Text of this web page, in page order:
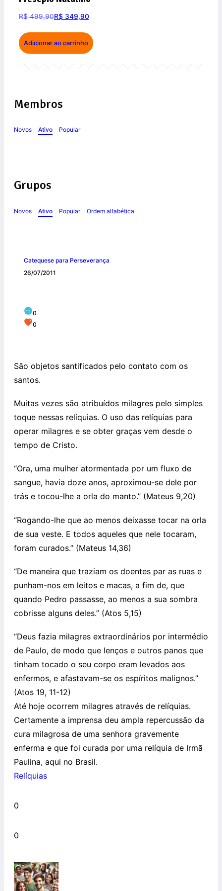
R$499,90R$ 349,90
Adicionar ao carrinho
Membros
Novos Ativo Popular
Grupos
Novos Ativo Popular Ordem alfabética
Catequese para Perseverança
26/07/2011
0
0
São objetos santificados pelo contato com os
santos.
Muitas vezes são atribuídos milagres pelo simples
toque nessas relíquias. O uso das relíquias para
operar milagres e se obter graças vem desde o
tempo de Cristo.
“Ora, uma mulher atormentada por um fluxo de
sangue, havia doze anos, aproximou-se dele por
trás e tocou-lhe a orla do manto.” (Mateus 9,20)
“Rogando-lhe que ao menos deixasse tocar na orla
de sua veste. E todos aqueles que nele tocaram,
foram curados.” (Mateus 14,36)
“De maneira que traziam os doentes par as ruas e
punham-nos em leitos e macas, a fim de, que
quando Pedro passasse, ao menos a sua sombra
cobrisse alguns deles.” (Atos 5,15)
“Deus fazia milagres extraordinários por intermédio
de Paulo, de modo que lenços e outros panos que
tinham tocado o seu corpo eram levados aos
enfermos, e afastavam-se os espíritos malignos.”
(Atos 19, 11-12)
Até hoje ocorrem milagres através de relíquias.
Certamente a imprensa deu ampla repercussão da
cura milagrosa de uma senhora gravemente
enferma e que foi curada por uma relíquia de Irmã
Paulina, aqui no Brasil.
Relíquias
0
0